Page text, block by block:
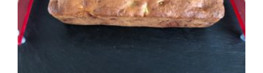
Gâteau poires et noix